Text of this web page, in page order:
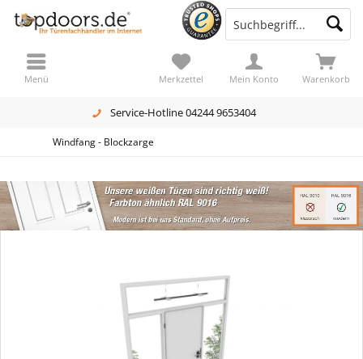
Service-Hotline 04244 9653404
Warenkorb
Merkzettel Mein Konto
Menü
Windfang - Blockzarge